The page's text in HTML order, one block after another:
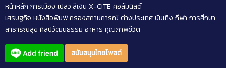
หน้าหลัก การเมือง เปลว สีเงิน X-CITE คอลัมนิสต์
เศรษฐกิจ หนังสือพิมพ์กรองสถานการณ์ต่างประเทศบันเทิง กีฬา การศึกษา
สาธารณสุข ศิลปวัฒนธรรม อาหาร คุณภาพชีวิต
สนับสนุนไทยโพสต์